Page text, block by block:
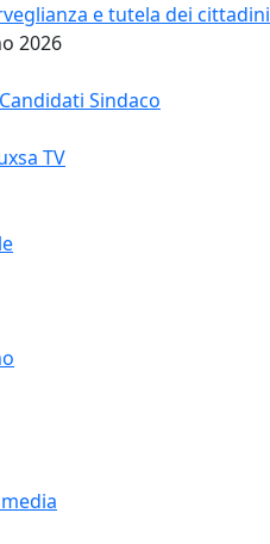
e tutela dei cittadini
2026
Sindaco
TV